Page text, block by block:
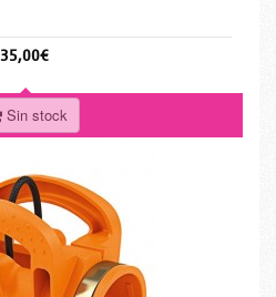
35,00€
Sin stock